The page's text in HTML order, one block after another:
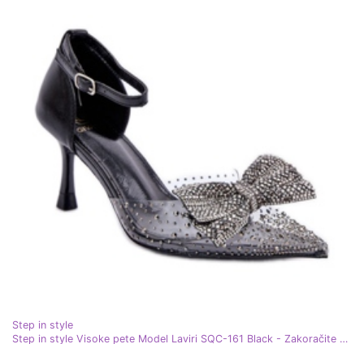
Step in style
Step in style Visoke pete Model Laviri SQC-161 Black - Zakoračite sa stilom crna